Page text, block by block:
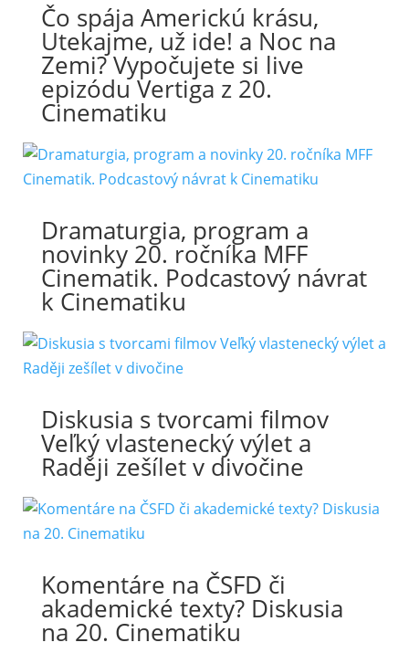
Čo spája Americkú krásu,
Utekajme, už ide! a Noc na
Zemi? Vypočujete si live
epizódu Vertiga z 20.
Cinematiku
Dramaturgia, program a
novinky 20. ročníka MFF
Cinematik. Podcastový návrat
k Cinematiku
Diskusia s tvorcami filmov
Veľký vlastenecký výlet a
Raději zešílet v divočine
Komentáre na ČSFD či
akademické texty? Diskusia
na 20. Cinematiku